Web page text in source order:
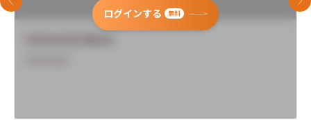
ログインする 無料
前のスライド 次